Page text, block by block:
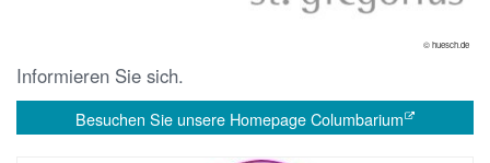
© huesch.de
Informieren Sie sich.
Besuchen Sie unsere Homepage Columbarium